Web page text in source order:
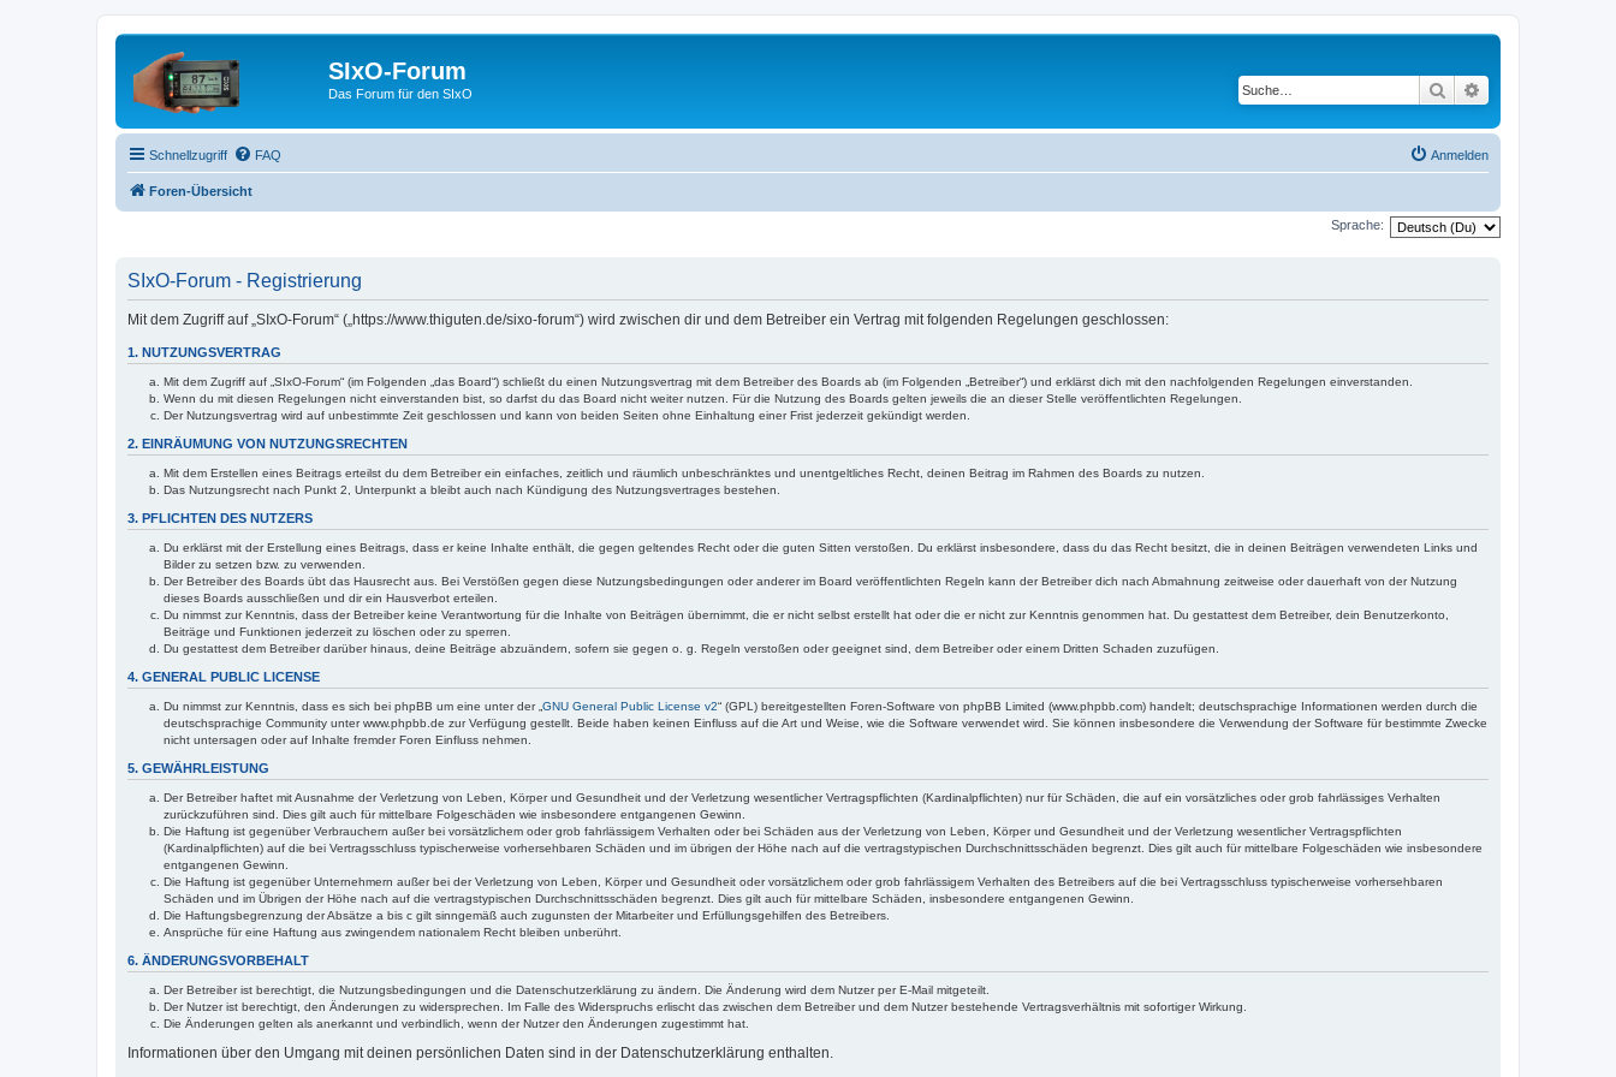
SIxO-Forum
Das Forum für den SIxO Suche
Schnellzugriff FAQ Anmelden
Foren-Übersicht
Sprache:
SIxO-Forum - Registrierung
Mit dem Zugriff auf „SIxO-Forum“ („https://www.thiguten.de/sixo-forum“) wird zwischen dir und dem Betreiber ein Vertrag mit folgenden Regelungen geschlossen:
1. NUTZUNGSVERTRAG
Mit dem Zugriff auf „SIxO-Forum“ (im Folgenden „das Board“) schließt du einen Nutzungsvertrag mit dem Betreiber des Boards ab (im Folgenden „Betreiber“) und erklärst dich mit den nachfolgenden Regelungen einverstanden.
Wenn du mit diesen Regelungen nicht einverstanden bist, so darfst du das Board nicht weiter nutzen. Für die Nutzung des Boards gelten jeweils die an dieser Stelle veröffentlichten Regelungen.
Der Nutzungsvertrag wird auf unbestimmte Zeit geschlossen und kann von beiden Seiten ohne Einhaltung einer Frist jederzeit gekündigt werden.
2. EINRÄUMUNG VON NUTZUNGSRECHTEN
Mit dem Erstellen eines Beitrags erteilst du dem Betreiber ein einfaches, zeitlich und räumlich unbeschränktes und unentgeltliches Recht, deinen Beitrag im Rahmen des Boards zu nutzen.
Das Nutzungsrecht nach Punkt 2, Unterpunkt a bleibt auch nach Kündigung des Nutzungsvertrages bestehen.
3. PFLICHTEN DES NUTZERS
Du erklärst mit der Erstellung eines Beitrags, dass er keine Inhalte enthält, die gegen geltendes Recht oder die guten Sitten verstoßen. Du erklärst insbesondere, dass du das Recht besitzt, die in deinen Beiträgen verwendeten Links und
Bilder zu setzen bzw. zu verwenden.
Der Betreiber des Boards übt das Hausrecht aus. Bei Verstößen gegen diese Nutzungsbedingungen oder anderer im Board veröffentlichten Regeln kann der Betreiber dich nach Abmahnung zeitweise oder dauerhaft von der Nutzung
dieses Boards ausschließen und dir ein Hausverbot erteilen.
Du nimmst zur Kenntnis, dass der Betreiber keine Verantwortung für die Inhalte von Beiträgen übernimmt, die er nicht selbst erstellt hat oder die er nicht zur Kenntnis genommen hat. Du gestattest dem Betreiber, dein Benutzerkonto,
Beiträge und Funktionen jederzeit zu löschen oder zu sperren.
Du gestattest dem Betreiber darüber hinaus, deine Beiträge abzuändern, sofern sie gegen o. g. Regeln verstoßen oder geeignet sind, dem Betreiber oder einem Dritten Schaden zuzufügen.
4. GENERAL PUBLIC LICENSE
Du nimmst zur Kenntnis, dass es sich bei phpBB um eine unter der „ GNU General Public License v2“ (GPL) bereitgestellten Foren-Software von phpBB Limited (www.phpbb.com) handelt; deutschsprachige Informationen werden durch die
deutschsprachige Community unter www.phpbb.de zur Verfügung gestellt. Beide haben keinen Einfluss auf die Art und Weise, wie die Software verwendet wird. Sie können insbesondere die Verwendung der Software für bestimmte Zwecke
nicht untersagen oder auf Inhalte fremder Foren Einfluss nehmen.
5. GEWÄHRLEISTUNG
Der Betreiber haftet mit Ausnahme der Verletzung von Leben, Körper und Gesundheit und der Verletzung wesentlicher Vertragspflichten (Kardinalpflichten) nur für Schäden, die auf ein vorsätzliches oder grob fahrlässiges Verhalten
zurückzuführen sind. Dies gilt auch für mittelbare Folgeschäden wie insbesondere entgangenen Gewinn.
Die Haftung ist gegenüber Verbrauchern außer bei vorsätzlichem oder grob fahrlässigem Verhalten oder bei Schäden aus der Verletzung von Leben, Körper und Gesundheit und der Verletzung wesentlicher Vertragspflichten
(Kardinalpflichten) auf die bei Vertragsschluss typischerweise vorhersehbaren Schäden und im übrigen der Höhe nach auf die vertragstypischen Durchschnittsschäden begrenzt. Dies gilt auch für mittelbare Folgeschäden wie insbesondere
entgangenen Gewinn.
Die Haftung ist gegenüber Unternehmern außer bei der Verletzung von Leben, Körper und Gesundheit oder vorsätzlichem oder grob fahrlässigem Verhalten des Betreibers auf die bei Vertragsschluss typischerweise vorhersehbaren
Schäden und im Übrigen der Höhe nach auf die vertragstypischen Durchschnittsschäden begrenzt. Dies gilt auch für mittelbare Schäden, insbesondere entgangenen Gewinn.
Die Haftungsbegrenzung der Absätze a bis c gilt sinngemäß auch zugunsten der Mitarbeiter und Erfüllungsgehilfen des Betreibers.
Ansprüche für eine Haftung aus zwingendem nationalem Recht bleiben unberührt.
6. ÄNDERUNGSVORBEHALT
Der Betreiber ist berechtigt, die Nutzungsbedingungen und die Datenschutzerklärung zu ändern. Die Änderung wird dem Nutzer per E-Mail mitgeteilt.
Der Nutzer ist berechtigt, den Änderungen zu widersprechen. Im Falle des Widerspruchs erlischt das zwischen dem Betreiber und dem Nutzer bestehende Vertragsverhältnis mit sofortiger Wirkung.
Die Änderungen gelten als anerkannt und verbindlich, wenn der Nutzer den Änderungen zugestimmt hat.
Informationen über den Umgang mit deinen persönlichen Daten sind in der Datenschutzerklärung enthalten.